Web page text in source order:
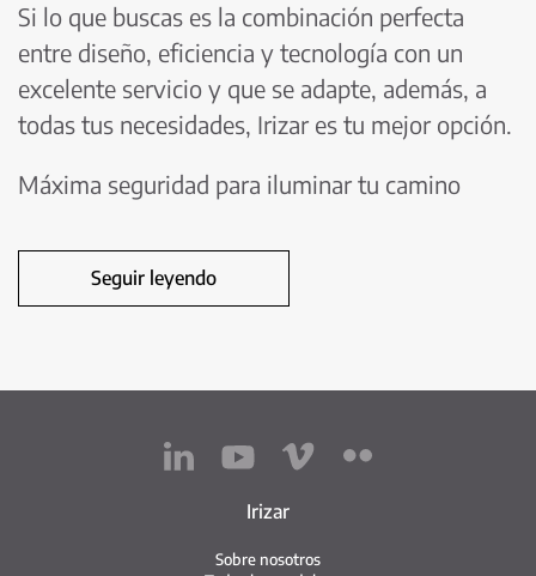
Si lo que buscas es la combinación perfecta
entre diseño, eficiencia y tecnología con un
excelente servicio y que se adapte, además, a
todas tus necesidades, Irizar es tu mejor opción.
Máxima seguridad para iluminar tu camino
Seguir leyendo
Irizar
Sobre nosotros